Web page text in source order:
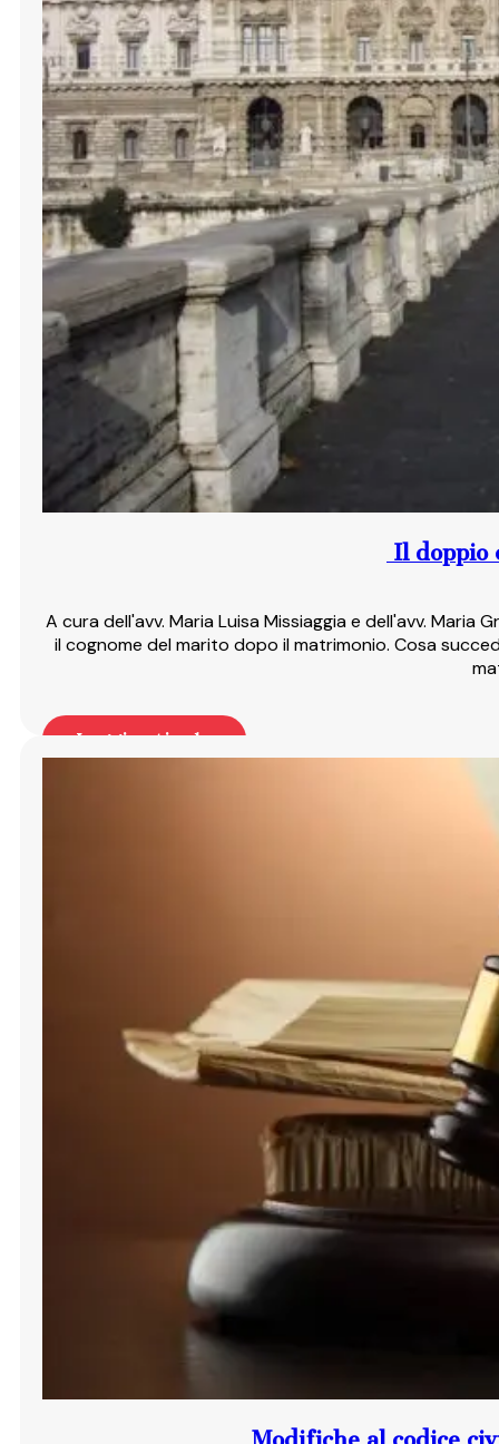
Il doppio
A cura dell'avv. Maria Luisa Missiaggia e dell'avv.
il cognome del marito dopo il matrimonio. Cosa
Leggi articolo